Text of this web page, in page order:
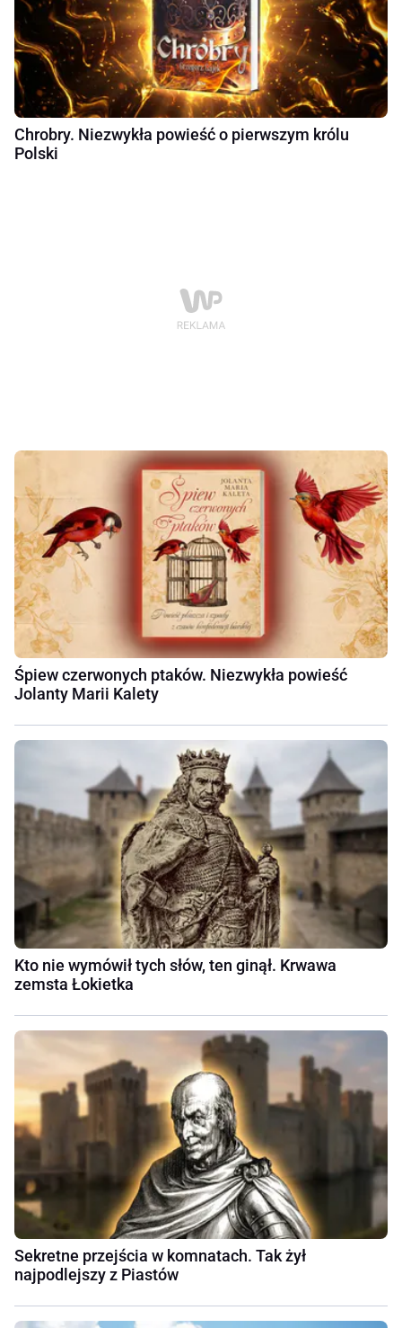
Chrobry. Niezwykła powieść o pierwszym królu
Polski
Śpiew czerwonych ptaków. Niezwykła powieść
Jolanty Marii Kalety
Kto nie wymówił tych słów, ten ginął. Krwawa
zemsta Łokietka
Sekretne przejścia w komnatach. Tak żył
najpodlejszy z Piastów